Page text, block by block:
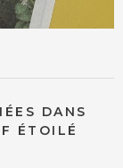
DANS
ÉTOILÉ